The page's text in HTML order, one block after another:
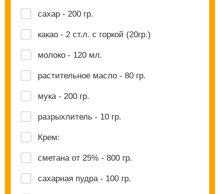
сахар - 200 гр.
какао - 2 ст.л. с горкой (20гр.)
молоко - 120 мл.
растительное масло - 80 гр.
мука - 200 гр.
разрыхлитель - 10 гр.
Крем:
сметана от 25% - 800 гр.
сахарная пудра - 100 гр.